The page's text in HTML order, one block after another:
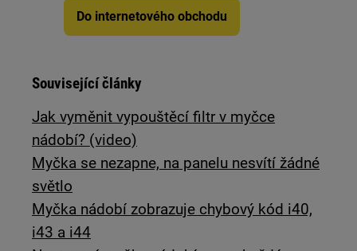
Do internetového obchodu
Související články
Jak vyměnit vypouštěcí filtr v myčce
nádobí? (video)
Myčka se nezapne, na panelu nesvítí žádné
světlo
Myčka nádobí zobrazuje chybový kód i40,
i43 a i44